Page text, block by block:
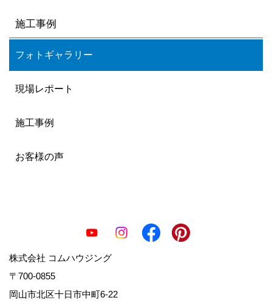
施工事例
フォトギャラリー
現場レポート
施工事例
お客様の声
株式会社 コムハウジング
〒700-0855
岡山市北区十日市中町6-22